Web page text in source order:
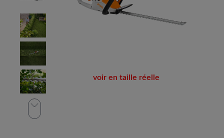
voir en taille réelle